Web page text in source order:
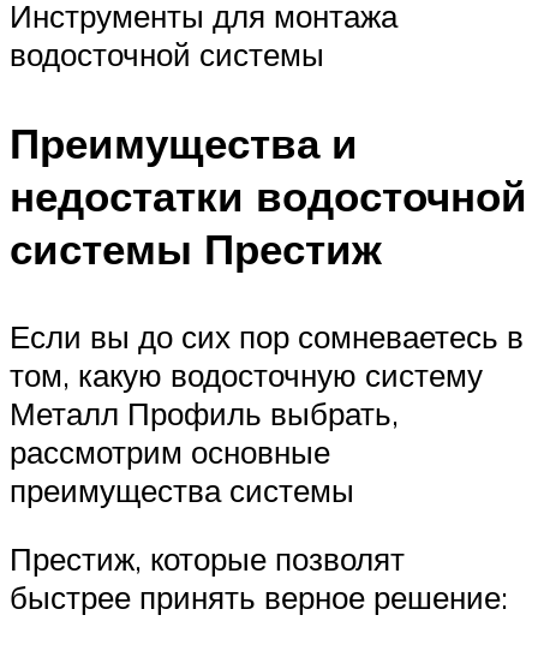
Инструменты для монтажа
водосточной системы
Преимущества и
недостатки водосточной
системы Престиж
Если вы до сих пор сомневаетесь в
том, какую водосточную систему
Металл Профиль выбрать,
рассмотрим основные
преимущества системы
Престиж, которые позволят
быстрее принять верное решение: